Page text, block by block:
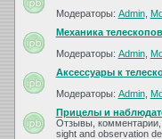
Модераторы: Admin,
Механика
Модераторы: Admin,
Аксессуары к
Модераторы: Admin,
Прицелы и
Отзывы,
sight and observation